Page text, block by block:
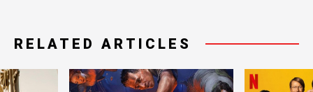
RELATED ARTICLES